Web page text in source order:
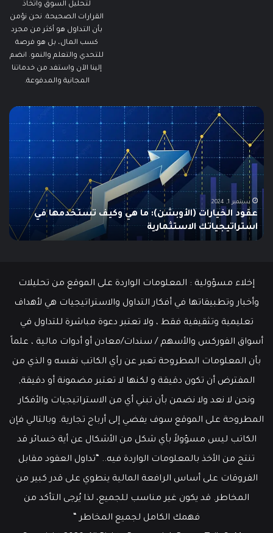
لتحليل السوق واتخاذ
القرارات الصحيحة. نحن نؤمن
بأن التداول هو أكثر من مجرد
كسب المال، بل هو فرصة
للتحدي والتعلم والنمو. انضم
إلينا الآن واستفد من خدماتنا
المجانية والمدفوعة.
مطالبات
البطالة
في
الولايات
المتحدة
تنخفض
إلى
أدنى
مستوى
منذ
مايو
عمل
سبتمبر 19, 2024
مطالبات البطالة في الولايات المتحدة تنخفض إلى أدنى
مستوى منذ مايو وسط سوق عمل قوي
إخلاء مسؤولية : المعلومات الواردة على الموقع من تحليلات
وأخبار وتطبيقاتها في أفكار التداول والاستراتيجيات هي لأهداف
تعليمية وتثقيفية فقط ، ولا تعتبر دعوة مباشرة للتداول في
أسواق الفوركس والأسهم / سندات/معادن أو أدوات مالية ، علماً
بأن المعلومات المطروحة تعبر عن رأي الكاتب نفسه و الذي من
المفترض أن تكون دقيقة و لكنها لا تعتبر مضمونة أو دقيقة,
ونحن لا نعد ولا نضمن بأن تبني أي من الاستراتيجيات والأفكار
المطروحة على الموقع سوف يفضي إلى أرباح تجارية. وبالتالي فإن
الكاتب ليس مسؤولاً بأي شكل من الأشكال عن أية خسائر قد
تنتج من الأخذ بالمعلومات الواردة فيه.. “تداول العقود مقابل
الفروقات على أساس الرافعة المالية ينطوي على قدر كبير من
المخاطر. قد يكون غير مناسب للجميع، لذا يُرجى التأكد من
فهمك الكامل لجميع المخاطر “